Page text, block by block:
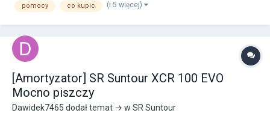
pomocy co kupic (i 5 więcej)
[Amortyzator] SR Suntour XCR 100 EVO
Mocno piszczy
Dawidek7465 dodał temat → w SR Suntour